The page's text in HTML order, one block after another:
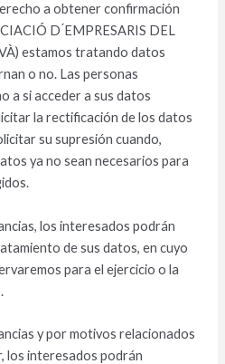
a obtener confirmación
D ́EMPRESARIS DEL
estamos tratando datos
o no. Las personas
a si acceder a sus datos
la rectificación de los datos
su supresión cuando,
ya no sean necesarios para
los interesados podrán
de sus datos, en cuyo
para el ejercicio o la
y por motivos relacionados
los interesados podrán